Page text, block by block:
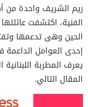
ريم الشريف واحدة من
الفنية، اكتشفت
الحين وهى تدعمها
إحدى العوامل
يعرف المطربة
المقال التالي.